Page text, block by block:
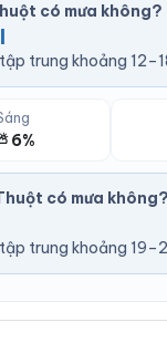
có mưa không?
trung khoảng
6%
có mưa không?
trung khoảng